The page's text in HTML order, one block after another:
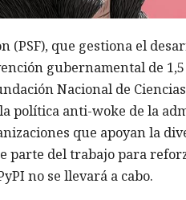
(PSF), que gestiona el
gubernamental de
Nacional de Ciencias
política anti-woke de la
que apoyan la
parte del trabajo para
no se llevará a cabo.